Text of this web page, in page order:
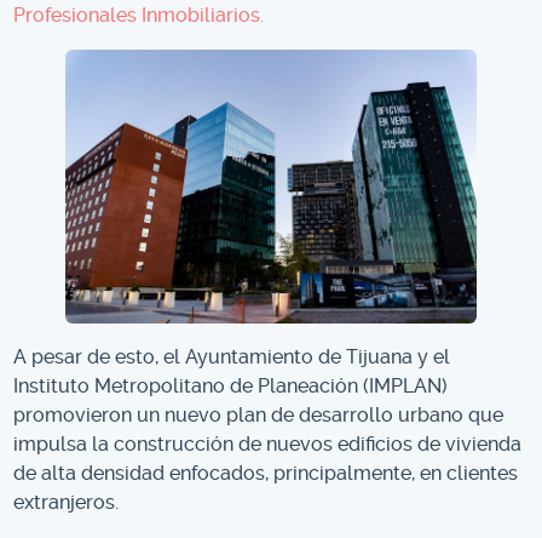
Profesionales Inmobiliarios.
A pesar de esto, el Ayuntamiento de Tijuana y el
Instituto Metropolitano de Planeación (IMPLAN)
promovieron un nuevo plan de desarrollo urbano que
impulsa la construcción de nuevos edificios de vivienda
de alta densidad enfocados, principalmente, en clientes
extranjeros.